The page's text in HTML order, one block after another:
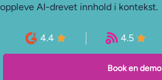
oppleve AI-drevet innhold i kontekst.
4.4 4.5
Book en demo